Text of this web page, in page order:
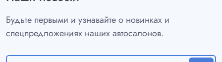
Будьте первыми и узнавайте о новинках и
спецпредложениях наших автосалонов.